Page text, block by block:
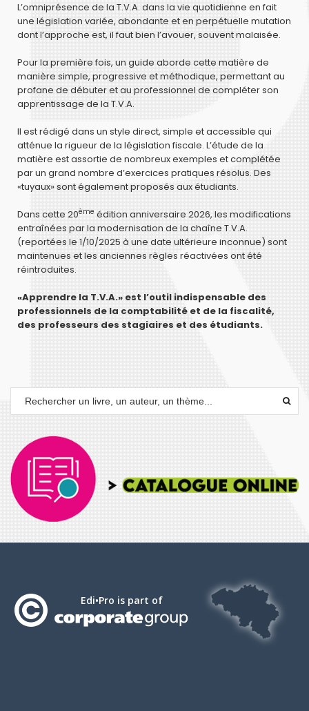
L’omniprésence de la T.V.A. dans la vie quotidienne en fait
une législation variée, abondante et en perpétuelle mutation
dont l’approche est, il faut bien l’avouer, souvent malaisée.
Pour la première fois, un guide aborde cette matière de
manière simple, progressive et méthodique, permettant au
profane de débuter et au professionnel de compléter son
apprentissage de la T.V.A.
Il est rédigé dans un style direct, simple et accessible qui
atténue la rigueur de la législation fiscale. L’étude de la
matière est assortie de nombreux exemples et complétée
par un grand nombre d’exercices pratiques résolus. Des
«tuyaux» sont également proposés aux étudiants.
Dans cette 20ème édition anniversaire 2026, les modifications
entraînées par la modernisation de la chaîne T.V.A.
(reportées le 1/10/2025 à une date ultérieure inconnue) sont
maintenues et les anciennes règles réactivées ont été
réintroduites.
«Apprendre la T.V.A.» est l’outil indispensable des
professionnels de la comptabilité et de la fiscalité,
des professeurs des stagiaires et des étudiants.
Edi•Pro is part of